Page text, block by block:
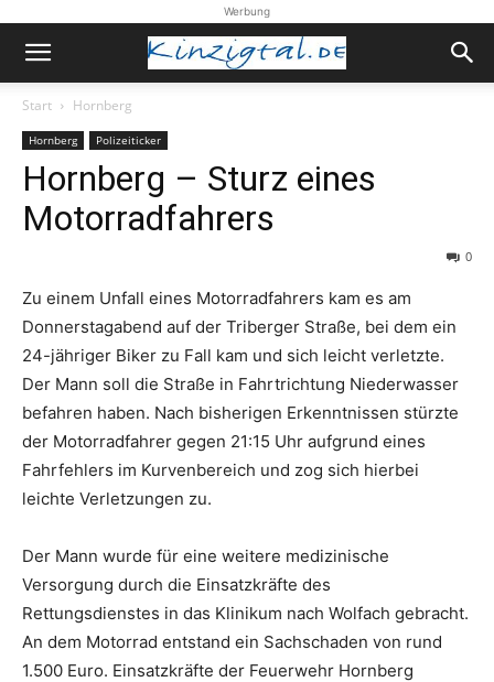
Werbung
Start Hornberg
Hornberg Polizeiticker
Hornberg – Sturz eines
Motorradfahrers
0
Zu einem Unfall eines Motorradfahrers kam es am
Donnerstagabend auf der Triberger Straße, bei dem ein
24-jähriger Biker zu Fall kam und sich leicht verletzte.
Der Mann soll die Straße in Fahrtrichtung Niederwasser
befahren haben. Nach bisherigen Erkenntnissen stürzte
der Motorradfahrer gegen 21:15 Uhr aufgrund eines
Fahrfehlers im Kurvenbereich und zog sich hierbei
leichte Verletzungen zu.
Der Mann wurde für eine weitere medizinische
Versorgung durch die Einsatzkräfte des
Rettungsdienstes in das Klinikum nach Wolfach gebracht.
An dem Motorrad entstand ein Sachschaden von rund
1.500 Euro. Einsatzkräfte der Feuerwehr Hornberg